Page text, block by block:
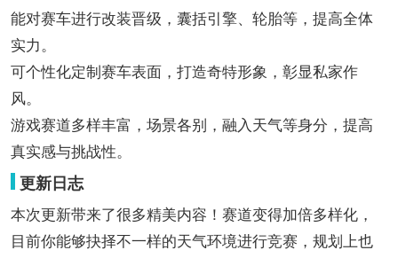
能对赛车进行改装晋级，囊括引擎、轮胎等，提高全体
实力。
可个性化定制赛车表面，打造奇特形象，彰显私家作
风。
游戏赛道多样丰富，场景各别，融入天气等身分，提高
真实感与挑战性。
更新日志
本次更新带来了很多精美内容！赛道变得加倍多样化，
目前你能够抉择不一样的天气环境进行竞赛，规划上也